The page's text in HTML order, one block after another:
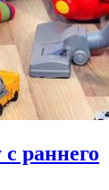
раннего